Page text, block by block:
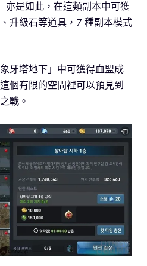
亦是如此，在這類副本中可獲
升級石等道具，7 種副本模式
牙塔地下」中可獲得血盟成
個有限的空間裡可以預見到
戰。